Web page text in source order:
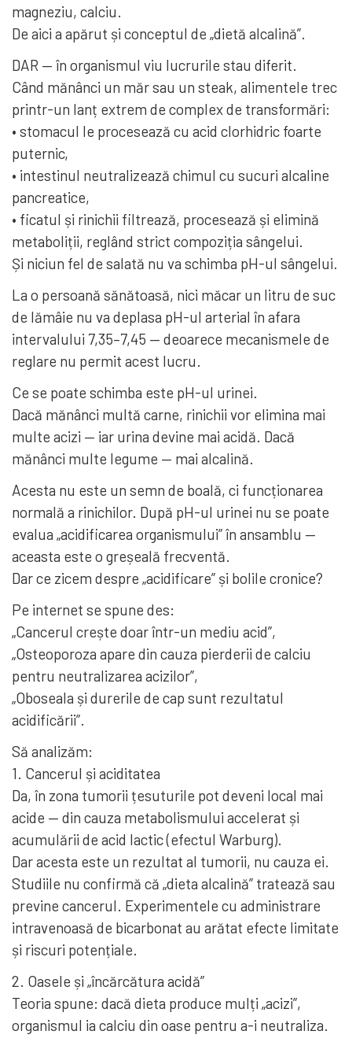
magneziu, calciu.
De aici a apărut și conceptul de „dietă alcalină”.
DAR — în organismul viu lucrurile stau diferit.
Când mănânci un măr sau un steak, alimentele trec
printr-un lanț extrem de complex de transformări:
• stomacul le procesează cu acid clorhidric foarte
puternic,
• intestinul neutralizează chimul cu sucuri alcaline
pancreatice,
• ficatul și rinichii filtrează, procesează și elimină
metaboliții, reglând strict compoziția sângelui.
Și niciun fel de salată nu va schimba pH-ul sângelui.
La o persoană sănătoasă, nici măcar un litru de suc
de lămâie nu va deplasa pH-ul arterial în afara
intervalului 7,35–7,45 — deoarece mecanismele de
reglare nu permit acest lucru.
Ce se poate schimba este pH-ul urinei.
Dacă mănânci multă carne, rinichii vor elimina mai
multe acizi — iar urina devine mai acidă. Dacă
mănânci multe legume — mai alcalină.
Acesta nu este un semn de boală, ci funcționarea
normală a rinichilor. După pH-ul urinei nu se poate
evalua „acidificarea organismului” în ansamblu —
aceasta este o greșeală frecventă.
Dar ce zicem despre „acidificare” și bolile cronice?
Pe internet se spune des:
„Cancerul crește doar într-un mediu acid”,
„Osteoporoza apare din cauza pierderii de calciu
pentru neutralizarea acizilor”,
„Oboseala și durerile de cap sunt rezultatul
acidificării”.
Să analizăm:
1. Cancerul și aciditatea
Da, în zona tumorii țesuturile pot deveni local mai
acide — din cauza metabolismului accelerat și
acumulării de acid lactic (efectul Warburg).
Dar acesta este un rezultat al tumorii, nu cauza ei.
Studiile nu confirmă că „dieta alcalină” tratează sau
previne cancerul. Experimentele cu administrare
intravenoasă de bicarbonat au arătat efecte limitate
și riscuri potențiale.
2. Oasele și „încărcătura acidă”
Teoria spune: dacă dieta produce mulți „acizi”,
organismul ia calciu din oase pentru a-i neutraliza.